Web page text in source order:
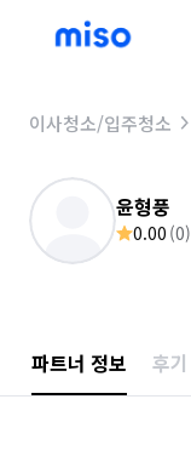
이사청소/입주청소
윤형풍
0.00 (0)
파트너 정보 후기